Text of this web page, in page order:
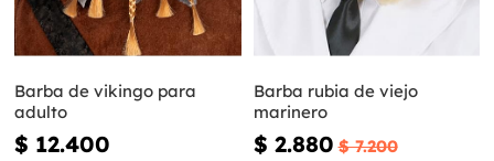
Barba de vikingo para
adulto
$ 12.400
Barba rubia de viejo
marinero
$ 2.880 $ 7.200